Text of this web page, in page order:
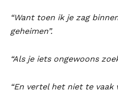
“Want toen ik je zag
geheimen”.
“Als je iets ongewoons
“En vertel het niet te vaak